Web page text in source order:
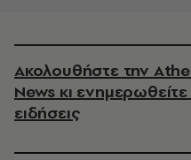
Ακολουθήστε την
News κι
ειδήσεις